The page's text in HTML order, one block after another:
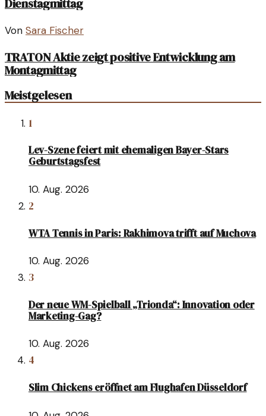
Dienstagmittag
Von Sara Fischer
TRATON Aktie zeigt positive Entwicklung am
Montagmittag
Meistgelesen
1
Lev-Szene feiert mit ehemaligen Bayer-Stars
Geburtstagsfest
10. Aug. 2026
2
WTA Tennis in Paris: Rakhimova trifft auf Muchova
10. Aug. 2026
3
Der neue WM-Spielball „Trionda“: Innovation oder
Marketing-Gag?
10. Aug. 2026
4
Slim Chickens eröffnet am Flughafen Düsseldorf